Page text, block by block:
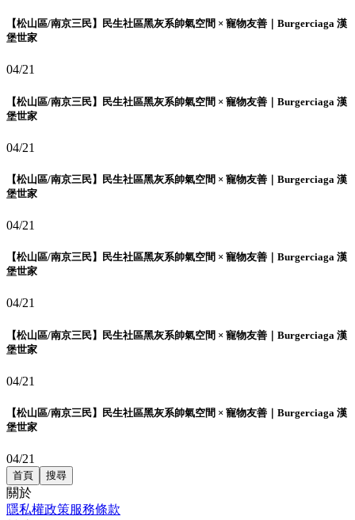
【松山區/南京三民】民生社區黑灰系帥氣空間 × 寵物友善｜Burgerciaga 漢
堡世家
04/21
【松山區/南京三民】民生社區黑灰系帥氣空間 × 寵物友善｜Burgerciaga 漢
堡世家
04/21
【松山區/南京三民】民生社區黑灰系帥氣空間 × 寵物友善｜Burgerciaga 漢
堡世家
04/21
【松山區/南京三民】民生社區黑灰系帥氣空間 × 寵物友善｜Burgerciaga 漢
堡世家
04/21
【松山區/南京三民】民生社區黑灰系帥氣空間 × 寵物友善｜Burgerciaga 漢
堡世家
04/21
【松山區/南京三民】民生社區黑灰系帥氣空間 × 寵物友善｜Burgerciaga 漢
堡世家
04/21
首頁 搜尋
關於
隱私權政策服務條款